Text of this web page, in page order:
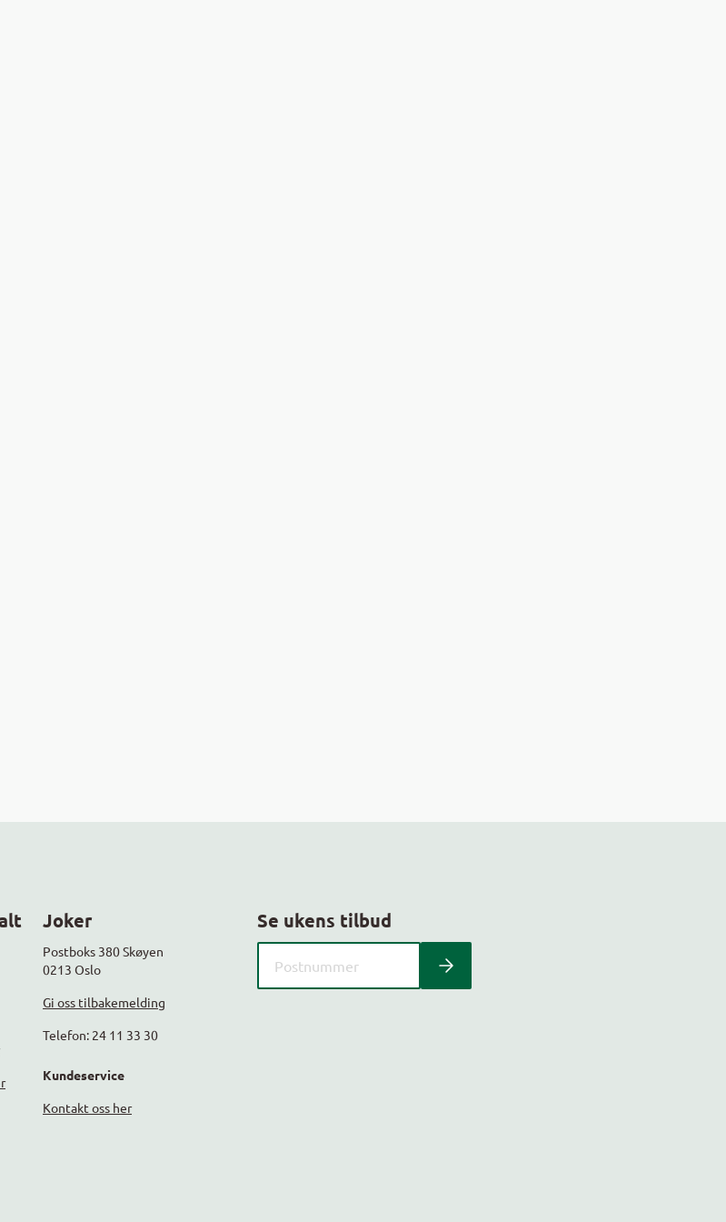
Joker
Postboks 380 Skøyen
0213 Oslo
Gi oss tilbakemelding
Telefon: 24 11 33 30
Kundeservice
Kontakt oss her
Se ukens tilbud